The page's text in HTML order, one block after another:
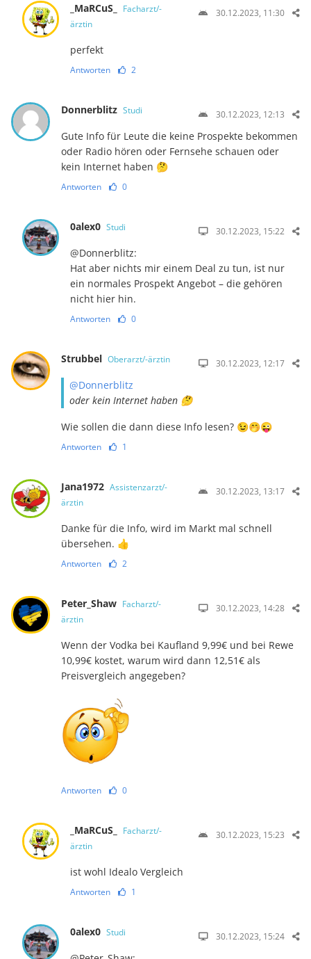
_MaRCuS_
Facharzt/-
ärztin
30.12.2023, 11:30
perfekt
Antworten 2
Donnerblitz Studi 30.12.2023, 12:13
Gute Info für Leute die keine Prospekte bekommen
oder Radio hören oder Fernsehe schauen oder
kein Internet haben 🤔
Antworten 0
0alex0 Studi 30.12.2023, 15:22
@Donnerblitz:
Hat aber nichts mir einem Deal zu tun, ist nur
ein normales Prospekt Angebot – die gehören
nicht hier hin.
Antworten 0
Strubbel Oberarzt/-ärztin 30.12.2023, 12:17
@Donnerblitz
oder kein Internet haben 🤔
Wie sollen die dann diese Info lesen? 😉🤭😜
Antworten 1
Jana1972 Assistenzarzt/-
ärztin
30.12.2023, 13:17
Danke für die Info, wird im Markt mal schnell
übersehen. 👍
Antworten 2
Peter_Shaw Facharzt/-
ärztin
30.12.2023, 14:28
Wenn der Vodka bei Kaufland 9,99€ und bei Rewe
10,99€ kostet, warum wird dann 12,51€ als
Preisvergleich angegeben?
Antworten 0
_MaRCuS_
Facharzt/-
ärztin
30.12.2023, 15:23
ist wohl Idealo Vergleich
Antworten 1
0alex0 Studi 30.12.2023, 15:24